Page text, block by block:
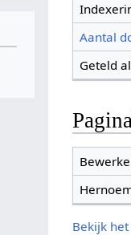
Aantal
Geteld
Bekijk